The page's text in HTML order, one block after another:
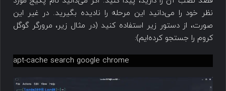
نظر خود را می‌دانید این مرحله را نادیده بگیرید. در غیر این
صورت، از دستور زیر استفاده کنید (در مثال زیر، مرورگر گوگل
کروم را جستجو کرده‌ایم):
apt-cache search google chrome